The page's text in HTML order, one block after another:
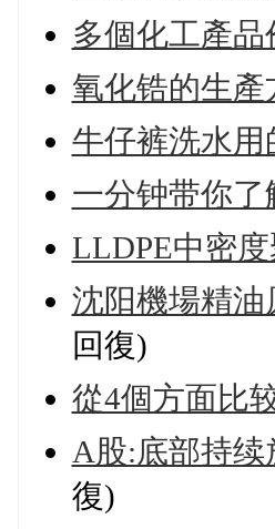
多個化工產
氧化锆的生
牛仔裤洗水用
一分钟带你了
LLDPE中密度
沈阳機場精
回復)
從4個方面比
A股:底部持续
復)